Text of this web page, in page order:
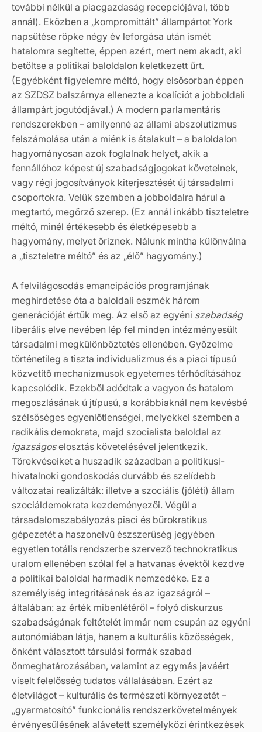
további nélkül a piacgazdaság recepciójával, több
annál). Eközben a „kompromittált” állampártot York
napsütése röpke négy év leforgása után ismét
hatalomra segítette, éppen azért, mert nem akadt, aki
betöltse a politikai baloldalon keletkezett űrt.
(Egyébként figyelemre méltó, hogy elsősorban éppen
az SZDSZ balszárnya ellenezte a koalíciót a jobboldali
állampárt jogutódjával.) A modern parlamentáris
rendszerekben – amilyenné az állami abszolutizmus
felszámolása után a miénk is átalakult – a baloldalon
hagyományosan azok foglalnak helyet, akik a
fennállóhoz képest új szabadságjogokat követelnek,
vagy régi jogosítványok kiterjesztését új társadalmi
csoportokra. Velük szemben a jobboldalra hárul a
megtartó, megőrző szerep. (Ez annál inkább tiszteletre
méltó, minél értékesebb és életképesebb a
hagyomány, melyet őriznek. Nálunk mintha különválna
a „tiszteletre méltó” és az „élő” hagyomány.)
A felvilágosodás emancipációs programjának
meghirdetése óta a baloldali eszmék három
generációját értük meg. Az első az egyéni szabadság
liberális elve nevében lép fel minden intézményesült
társadalmi megkülönböztetés ellenében. Győzelme
történetileg a tiszta individualizmus és a piaci típusú
közvetítő mechanizmusok egyetemes térhódításához
kapcsolódik. Ezekből adódtak a vagyon és hatalom
megoszlásának ú jtípusú, a korábbiaknál nem kevésbé
szélsőséges egyenlőtlenségei, melyekkel szemben a
radikális demokrata, majd szocialista baloldal az
igazságoselosztás követelésével jelentkezik.
Törekvéseiket a huszadik században a politikusi-
hivatalnoki gondoskodás durvább és szelídebb
változatai realizálták: illetve a szociális (jóléti) állam
szociáldemokrata kezdeményezői. Végül a
társadalomszabályozás piaci és bürokratikus
gépezetét a haszonelvű észszerűség jegyében
egyetlen totális rendszerbe szervező technokratikus
uralom ellenében szólal fel a hatvanas évektől kezdve
a politikai baloldal harmadik nemzedéke. Ez a
személyiség integritásának és az igazságról –
általában: az érték mibenlétéről – folyó diskurzus
szabadságának feltételét immár nem csupán az egyéni
autonómiában látja, hanem a kulturális közösségek,
önként választott társulási formák szabad
önmeghatározásában, valamint az egymás javáért
viselt felelősség tudatos vállalásában. Ezért az
életvilágot – kulturális és természeti környezetét –
„gyarmatosító” funkcionális rendszerkövetelmények
érvényesülésének alávetett személyközi érintkezések